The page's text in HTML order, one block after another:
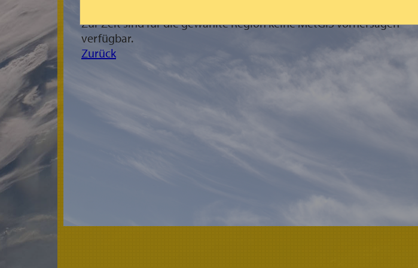
Zur Zeit sind für die gewählte Region keine MetGIS Vorhersagen
verfügbar.
Zurück